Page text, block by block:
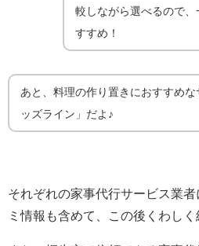
較しながら選べるので
すすめ！
あと、料理の作り置きにおすすめな
ッズライン」だよ♪
それぞれの家事代行サービス業
ミ情報も含めて、この後くわしく